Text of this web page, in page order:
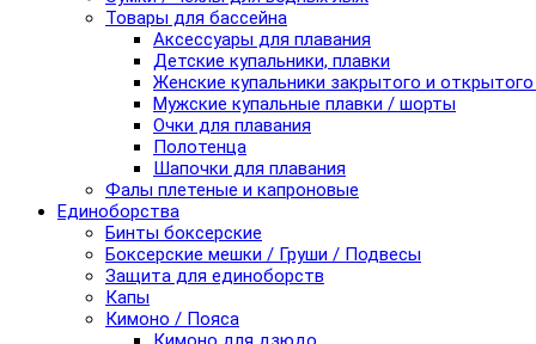
Товары для бассейна
Аксессуары для плавания
Детские купальники, плавки
Женские купальники закрытого и
Мужские купальные плавки / шорты
Очки для плавания
Полотенца
Шапочки для плавания
Фалы плетеные и капроновые
Единоборства
Бинты боксерские
Боксерские мешки / Груши / Подвесы
Защита для единоборств
Капы
Кимоно / Пояса